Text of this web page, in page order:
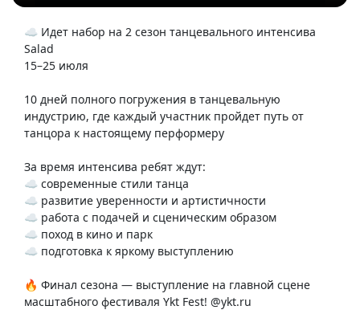
☁️ Идет набор на 2 сезон танцевального интенсива
Salad
15–25 июля
10 дней полного погружения в танцевальную
индустрию, где каждый участник пройдет путь от
танцора к настоящему перформеру
За время интенсива ребят ждут:
☁️ современные стили танца
☁️ развитие уверенности и артистичности
☁️ работа с подачей и сценическим образом
☁️ поход в кино и парк
☁️ подготовка к яркому выступлению
🔥 Финал сезона — выступление на главной сцене
масштабного фестиваля Ykt Fest! @ykt.ru